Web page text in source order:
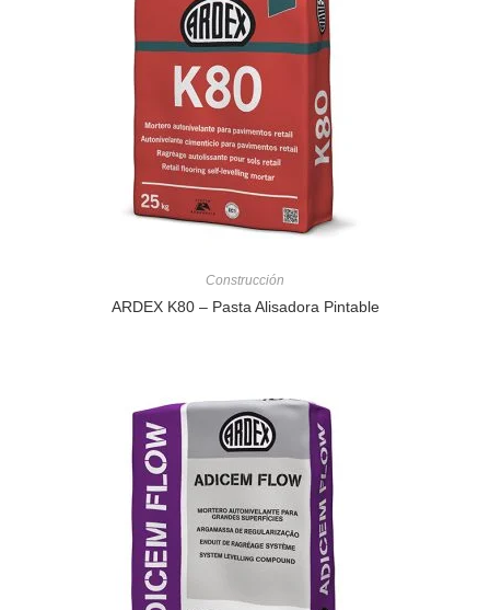
Construcción
ARDEX K80 – Pasta Alisadora Pintable